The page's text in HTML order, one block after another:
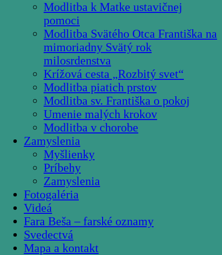
Modlitba k Matke ustavičnej
pomoci
Modlitba Svätého Otca Františka na
mimoriadny Svätý rok
milosrdenstva
Krížová cesta „Rozbitý svet“
Modlitba piatich prstov
Modlitba sv. Františka o pokoj
Umenie malých krokov
Modlitba v chorobe
Zamyslenia
Myšlienky
Príbehy
Zamyslenia
Fotogaléria
Videá
Fara Beša – farské oznamy
Svedectvá
Mapa a kontakt